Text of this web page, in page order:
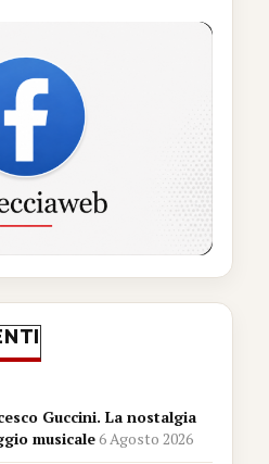
Guccini. La nostalgia
musicale6 Agosto 2026